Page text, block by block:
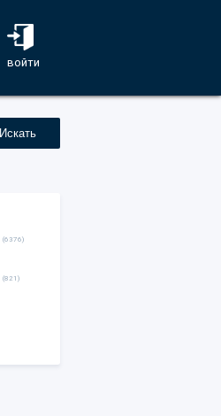
войти
Искать
(6376)
(821)